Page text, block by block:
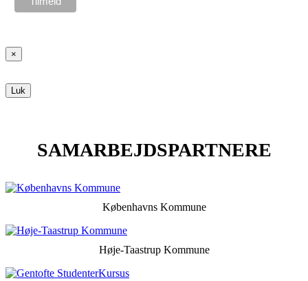
×
Luk
SAMARBEJDSPARTNERE
Københavns Kommune
Høje-Taastrup Kommune